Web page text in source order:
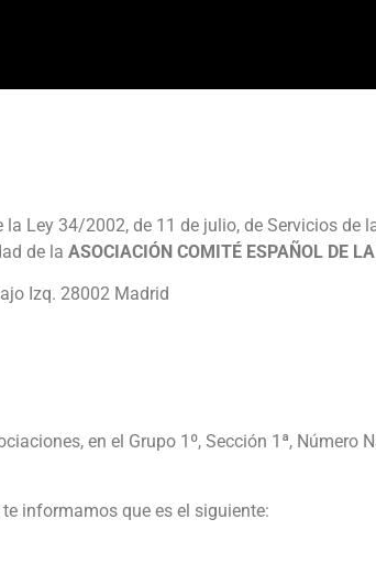
Ley 34/2002, de 11 de julio, de Servicios de
de la ASOCIACIÓN COMITÉ ESPAÑOL DE
Izq. 28002 Madrid
en el Grupo 1º, Sección 1ª,
informamos que es el siguiente: